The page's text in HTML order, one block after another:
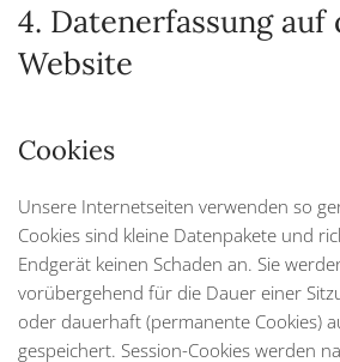
4. Datenerfassung auf
Website
Cookies
Unsere Internetseiten verwenden so
Cookies sind kleine Datenpakete und
Endgerät keinen Schaden an. Sie
vorübergehend für die Dauer einer
oder dauerhaft (permanente Cookies)
gespeichert. Session-Cookies werden